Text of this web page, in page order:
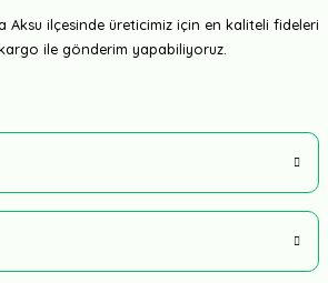
Aksu ilçesinde üreticimiz için en kaliteli fideleri
ile gönderim yapabiliyoruz.